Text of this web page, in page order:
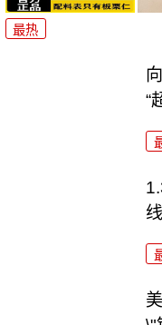
最热
“